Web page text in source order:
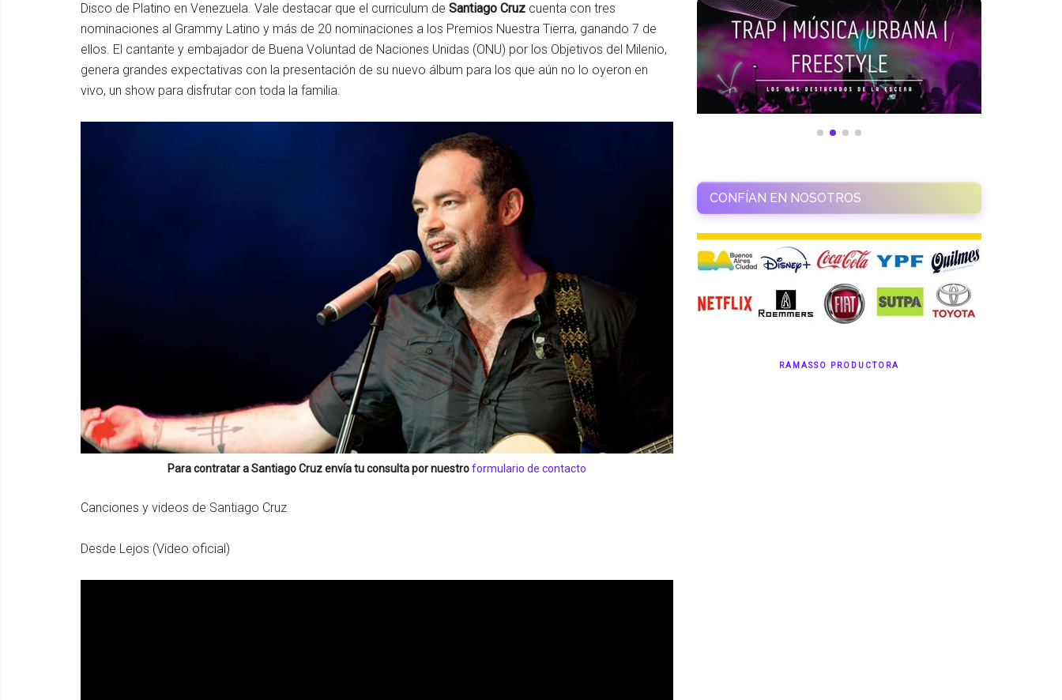
Disco de Platino en Venezuela. Vale destacar que el curriculum de Santiago Cruz cuenta con tres
nominaciones al Grammy Latino y más de 20 nominaciones a los Premios Nuestra Tierra, ganando 7 de
ellos. El cantante y embajador de Buena Voluntad de Naciones Unidas (ONU) por los Objetivos del Milenio,
genera grandes expectativas con la presentación de su nuevo álbum para los que aún no lo oyeron en
vivo, un show para disfrutar con toda la familia.
Para contratar aSantiago Cruzenvía tu consulta por nuestroformulario de contacto
Canciones y videos de Santiago Cruz
Desde Lejos (Video oficial)
CONFÍAN EN NOSOTROS
RAMASSO PRODUCTORA